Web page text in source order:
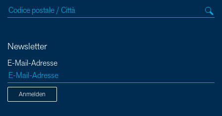
Newsletter
E-Mail-Adresse
Anmelden